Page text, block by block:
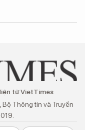
tử VietTimes
Thông tin và Truyền